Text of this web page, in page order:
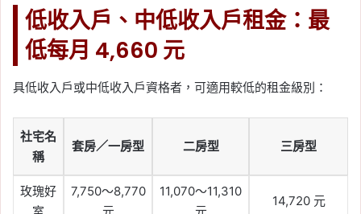
低收入戶、中低收入戶租金：最
低每月 4,660 元
具低收入戶或中低收入戶資格者，可適用較低的租金級別：
社宅名
稱
套房／一房型 二房型 三房型
玫瑰好
7,750～8,770
11,070～11,310
14,720 元